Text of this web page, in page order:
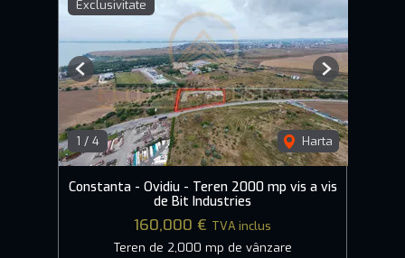
Exclusivitate
1 / 4 Harta
Previous Next
Constanta - Ovidiu - Teren 2000 mp vis a vis
de Bit Industries
160,000 € TVA inclus
Teren de 2,000 mp de vânzare